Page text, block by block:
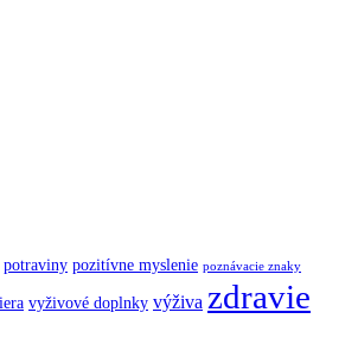
potraviny pozitívne myslenie poznávacie znaky
vyživové doplnky výživa zdravie